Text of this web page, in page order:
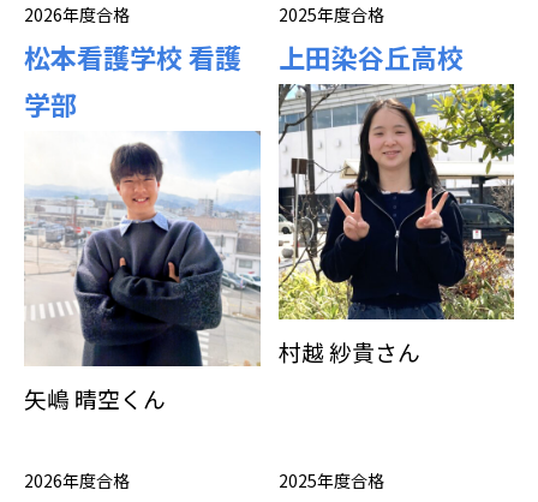
2026年度合格
松本看護学校 看護
学部
矢嶋 晴空くん
2025年度合格
上田染谷丘高校
村越 紗貴さん
2026年度合格 2025年度合格